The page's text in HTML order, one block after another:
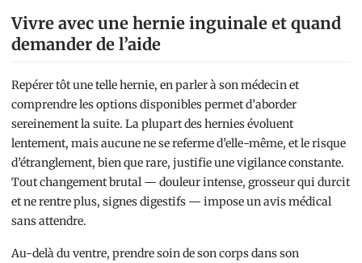
Vivre avec une hernie inguinale et quand
demander de l’aide
Repérer tôt une telle hernie, en parler à son médecin et
comprendre les options disponibles permet d’aborder
sereinement la suite. La plupart des hernies évoluent
lentement, mais aucune ne se referme d’elle-même, et le risque
d’étranglement, bien que rare, justifie une vigilance constante.
Tout changement brutal — douleur intense, grosseur qui durcit
et ne rentre plus, signes digestifs — impose un avis médical
sans attendre.
Au-delà du ventre, prendre soin de son corps dans son